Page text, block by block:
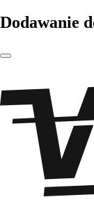
Dodawanie